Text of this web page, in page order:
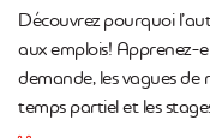
Découvrez pourquoi
aux emplois! Apprenez-
demande, les vagues de
temps partiel et les